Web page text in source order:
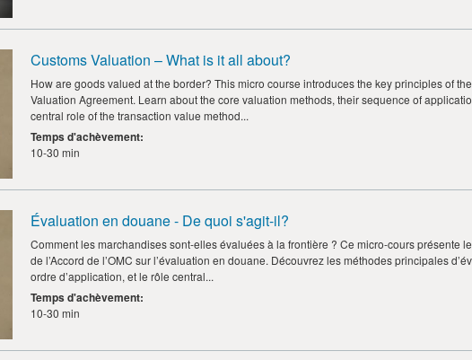
Customs Valuation – What is it all about?
How are goods valued at the border? This micro course introduces the key principles of
Valuation Agreement. Learn about the core valuation methods, their sequence of
central role of the transaction value method...
Temps d'achèvement:
10-30 min
Évaluation en douane - De quoi s'agit-il?
Comment les marchandises sont-elles évaluées à la frontière ? Ce micro-cours présente
de l’Accord de l’OMC sur l’évaluation en douane. Découvrez les méthodes principales
ordre d’application, et le rôle central...
Temps d'achèvement:
10-30 min